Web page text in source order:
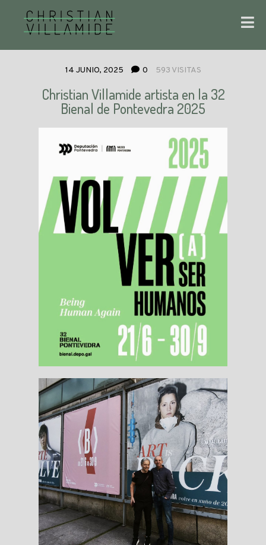
14 JUNIO, 2025 0 593 VISITAS
Christian Villamide artista en la 32
Bienal de Pontevedra 2025